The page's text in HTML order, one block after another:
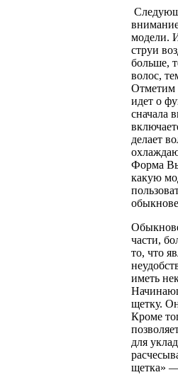
модели.
струи
больше,
волос,
Отметим
идет о
сначала
делает
Форма
какую
части,
то, что
иметь
щетку.
Кроме
для
щетка»